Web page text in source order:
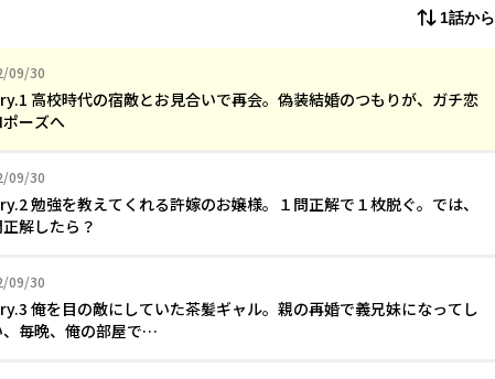
1話から
09/30
09月30日
高校時代の宿敵とお見合いで再会。偽装結婚のつもりが、ガチ恋
ポーズへ
09/30
09月30日
勉強を教えてくれる許嫁のお嬢様。１問正解で１枚脱ぐ。では、
正解したら？
09/30
09月30日
俺を目の敵にしていた茶髪ギャル。親の再婚で義兄妹になってし
、毎晩、俺の部屋で…